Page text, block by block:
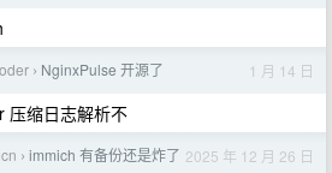
› NginxPulse 开源了 1 月 14 日
压缩日志解析不
› immich 有备份还是炸了 2025 年 12 月 26 日